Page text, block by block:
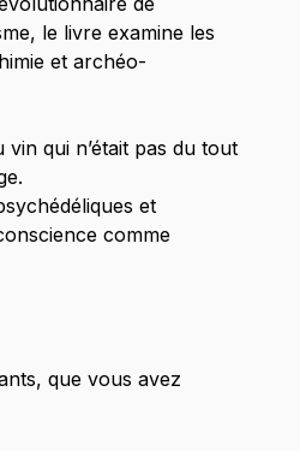
le livre examine les
et archéo-
qui n’était pas du tout
et
comme
que vous avez